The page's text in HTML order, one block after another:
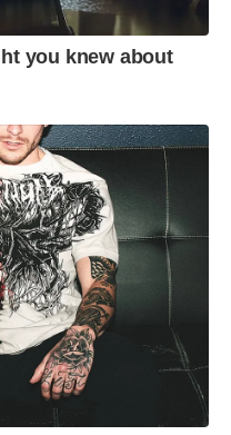
you knew about